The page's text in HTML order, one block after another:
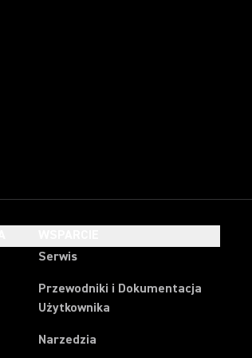
Serwis
Przewodniki i Dokumentacja
Użytkownika
Narzedzia